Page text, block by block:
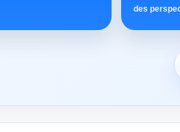
des